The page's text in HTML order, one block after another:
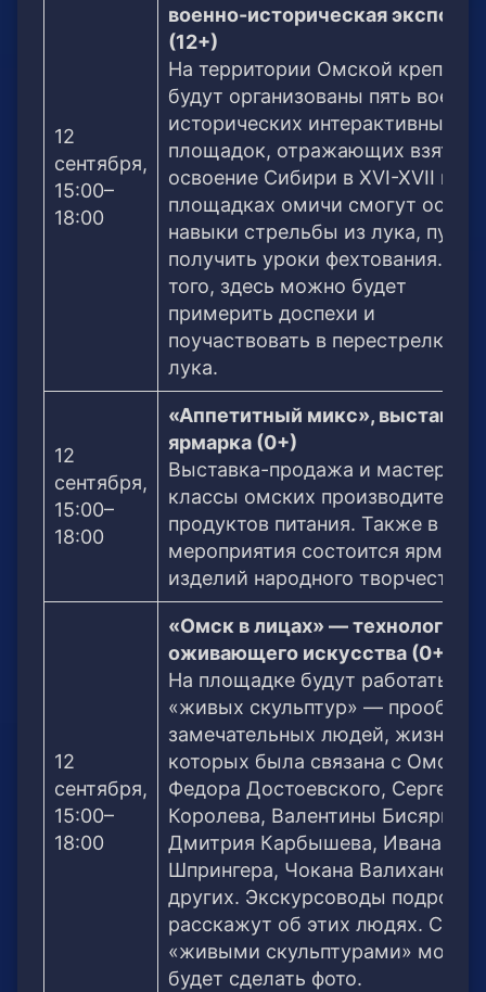
12
сентября,
15:00–
18:00
военно-историческая
(12+)
На территории Омской
будут организованы пять
исторических интерактивных
площадок, отражающих взятие
освоение Сибири в XVI-XVII вв.
площадках омичи смогут
навыки стрельбы из лука,
получить уроки фехтования.
того, здесь можно будет
примерить доспехи и
поучаствовать в перестрелках
лука.
12
сентября,
15:00–
18:00
«Аппетитный микс», выставка-
ярмарка (0+)
Выставка-продажа и мастер-
классы омских производителей
продуктов питания. Также в
мероприятия состоится ярмарка
изделий народного творчества.
12
сентября,
15:00–
18:00
«Омск в лицах» — технологии
оживающего искусства (0+)
На площадке будут работать 12
«живых скульптур» —
замечательных людей, жизнь
которых была связана с
Федора Достоевского, Сергея
Королева, Валентины
Дмитрия Карбышева, Ивана
Шпрингера, Чокана Валиханова
других. Экскурсоводы подробно
расскажут об этих людях. С
«живыми скульптурами» можно
будет сделать фото.